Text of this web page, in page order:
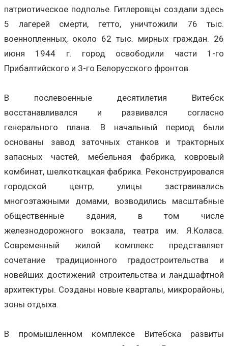
патриотическое подполье. Гитлеровцы создали здесь
5 лагерей смерти, гетто, уничтожили 76 тыс.
военнопленных, около 62 тыс. мирных граждан. 26
июня 1944 г. город освободили части 1-го
Прибалтийского и 3-го Белорусского фронтов.
В послевоенные десятилетия Витебск
восстанавливался и развивался согласно
генерального плана. В начальный период были
основаны завод заточных станков и тракторных
запасных частей, мебельная фабрика, ковровый
комбинат, шелкоткацкая фабрика. Реконструировался
городской центр, улицы застраивались
многоэтажными домами, возводились масштабные
общественные здания, в том числе
железнодорожного вокзала, театра им. Я.Коласа.
Современный жилой комплекс представляет
сочетание традиционного градостроительства и
новейших достижений строительства и ландшафтной
архитектуры. Созданы новые кварталы, микрорайоны,
зоны отдыха.
В промышленном комплексе Витебска развиты